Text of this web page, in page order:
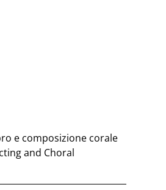
e composizione corale
and Choral